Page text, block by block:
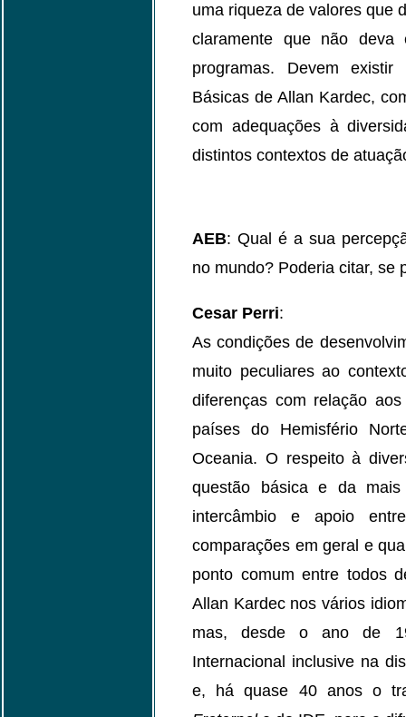
uma riqueza de valores que
claramente que não deva
programas. Devem
Básicas de Allan Kardec,
com adequações à
distintos contextos de
AEB: Qual é a sua
no mundo? Poderia citar, se
Cesar Perri:
As condições de
muito peculiares ao
diferenças com relação
países do Hemisfério
Oceania. O respeito à
questão básica e da
intercâmbio e apoio
comparações em geral e
ponto comum entre todos
Allan Kardec nos vários
mas, desde o ano de
Internacional inclusive na
e, há quase 40 anos o